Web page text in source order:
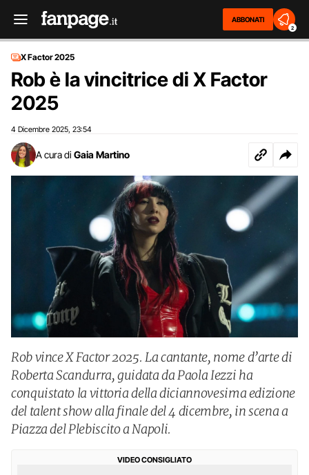
ABBONATI
2
X Factor 2025
Rob è la vincitrice di X Factor
2025
4 Dicembre 2025 23:54
A cura di Gaia Martino
Rob vince X Factor 2025. La cantante, nome d’arte di
Roberta Scandurra, guidata da Paola Iezzi ha
conquistato la vittoria della diciannovesima edizione
del talent show alla finale del 4 dicembre, in scena a
Piazza del Plebiscito a Napoli.
VIDEO CONSIGLIATO